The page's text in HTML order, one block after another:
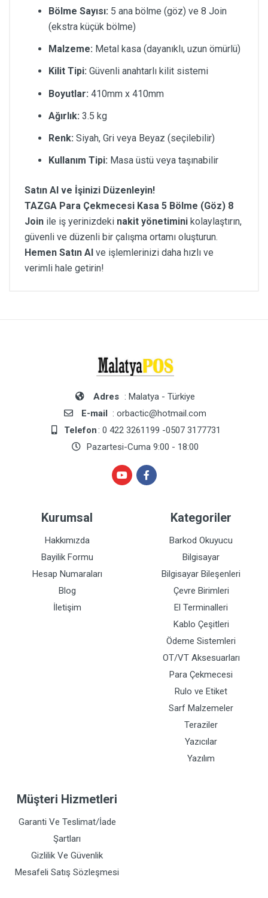
Bölme Sayısı: 5 ana bölme (göz) ve 8 Join
(ekstra küçük bölme)
Malzeme: Metal kasa (dayanıklı, uzun ömürlü)
Kilit Tipi: Güvenli anahtarlı kilit sistemi
Boyutlar: 410mm x 410mm
Ağırlık: 3.5 kg
Renk: Siyah, Gri veya Beyaz (seçilebilir)
Kullanım Tipi: Masa üstü veya taşınabilir
Satın Al ve İşinizi Düzenleyin!
TAZGA Para Çekmecesi Kasa 5 Bölme (Göz) 8
Join ile iş yerinizdeki nakit yönetimini kolaylaştırın,
güvenli ve düzenli bir çalışma ortamı oluşturun.
Hemen Satın Al ve işlemlerinizi daha hızlı ve
verimli hale getirin!
Adres : Malatya - Türkiye
E-mail : orbactic@hotmail.com
Telefon: 0 422 3261199 -0507 3177731
Pazartesi-Cuma 9:00 - 18:00
Kurumsal
Hakkımızda
Bayilik Formu
Hesap Numaraları
Blog
İletişim
Kategoriler
Barkod Okuyucu
Bilgisayar
Bilgisayar Bileşenleri
Çevre Birimleri
El Terminalleri
Kablo Çeşitleri
Ödeme Sistemleri
OT/VT Aksesuarları
Para Çekmecesi
Rulo ve Etiket
Sarf Malzemeler
Teraziler
Yazıcılar
Yazılım
Müşteri Hizmetleri
Garanti Ve Teslimat/İade
Şartları
Gizlilik Ve Güvenlik
Mesafeli Satış Sözleşmesi